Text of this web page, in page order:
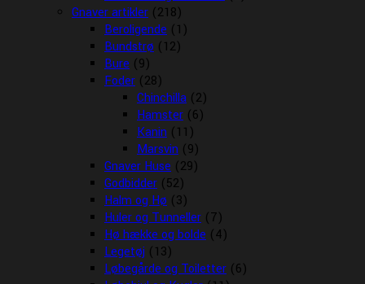
Gnaver artikler (218)
Beroligende (1)
Bundstrø (12)
Bure (9)
Foder (28)
Chinchilla (2)
Hamster (6)
Kanin (11)
Marsvin (9)
Gnaver Huse (29)
Godbidder (52)
Halm og Hø (3)
Huler og Tunneller (7)
Hø hække og bolde (4)
Legetøj (13)
Løbegårde og Toiletter (6)